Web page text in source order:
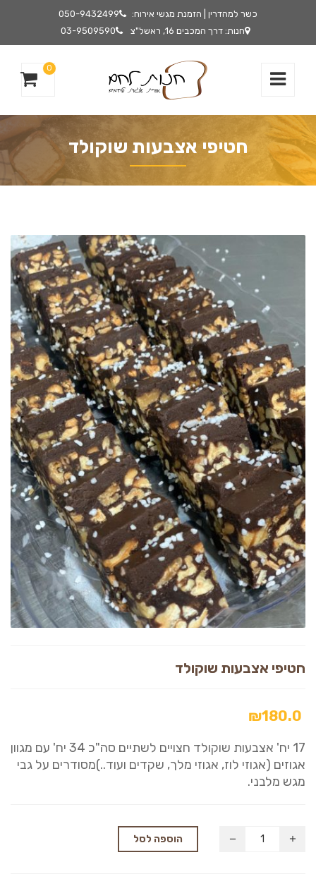
כשר למהדרין | הזמנת מגשי אירוח:
050-9432499
חנות: דרך המכבים 16, ראשל"צ
03-9509590
0
חטיפי אצבעות שוקולד
חטיפי אצבעות שוקולד
₪180.0
17 יח' אצבעות שוקולד חצויים לשתיים סה"כ 34 יח' עם מגוון
אגוזים (אגוזי לוז, אגוזי מלך, שקדים ועוד..)מסודרים על גבי
מגש מלבני.
הוספה לסל